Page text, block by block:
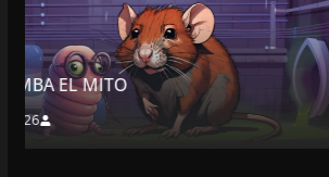
LOCALES OPINIÓN
TOP TEN DEL REPUDIO
7 agosto, 2026